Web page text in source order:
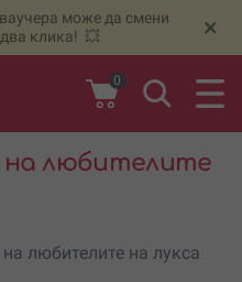
кутии със селекцииот
ВИЖ ТУК ×
0
на любителите
любителите на лукса